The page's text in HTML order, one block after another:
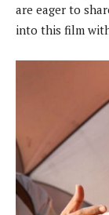
are eager to
into this film